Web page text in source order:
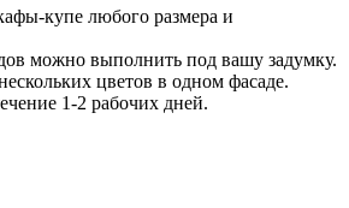
купе любого размера и
можно выполнить под вашу задумку.
цветов в одном фасаде.
1-2 рабочих дней.